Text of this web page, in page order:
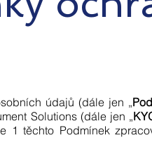
údajů (dále jen „
Solutions (dále jen „
1 těchto Podmínek